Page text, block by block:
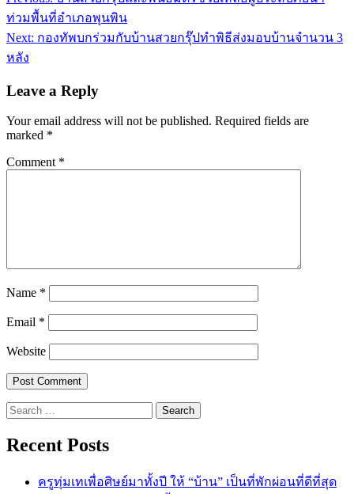
navigation
ท่วมพื้นที่อำเภอพุนพิน
Next: กองทัพบกร่วมกับบ้านสวยกรุ๊ปทำพิธีส่งมอบบ้านจำนวน 3
หลัง
Leave a Reply
Your email address will not be published. Required fields are
marked *
Comment *
Name *
Email *
Website
Search
for:
Recent Posts
ครูทุ่มเทเพื่อศิษย์มาทั้งปี ให้ “บ้าน” เป็นที่พักผ่อนที่ดีที่สุด